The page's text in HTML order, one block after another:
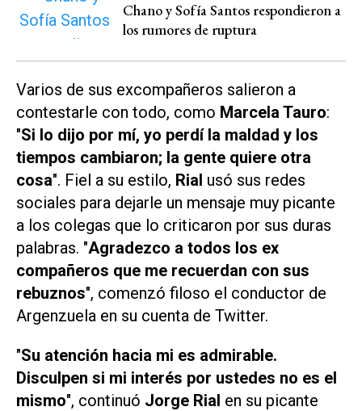
Chano y Sofía Santos respondieron a
los rumores de ruptura
Varios de sus excompañeros salieron a
contestarle con todo, como Marcela Tauro:
"Si lo dijo por mí, yo perdí la maldad y los
tiempos cambiaron; la gente quiere otra
cosa". Fiel a su estilo, Rial usó sus redes
sociales para dejarle un mensaje muy picante
a los colegas que lo criticaron por sus duras
palabras. "Agradezco a todos los ex
compañeros que me recuerdan con sus
rebuznos", comenzó filoso el conductor de
Argenzuela en su cuenta de Twitter.
"Su atención hacia mi es admirable.
Disculpen si mi interés por ustedes no es el
mismo", continuó Jorge Rial en su picante